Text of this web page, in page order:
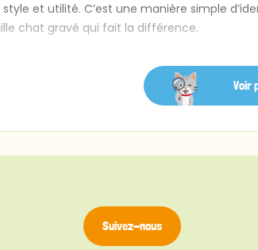
et utilité. C’est une manière simple
chat gravé qui fait la différence.
Voir
Suivez-nous